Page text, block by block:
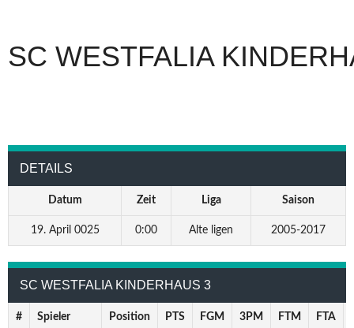
SC WESTFALIA
DETAILS
Datum Zeit Liga Saison
19. April 0025 0:00 Alte ligen 2005-2017
SC WESTFALIA KINDERHAUS 3
# Spieler Position PTS FGM 3PM FTM FTA